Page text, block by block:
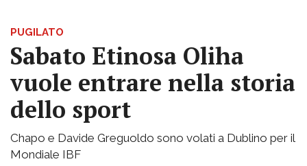
PUGILATO
Sabato Etinosa Oliha
vuole entrare nella storia
dello sport
Chapo e Davide Greguoldo sono volati a Dublino per il
Mondiale IBF